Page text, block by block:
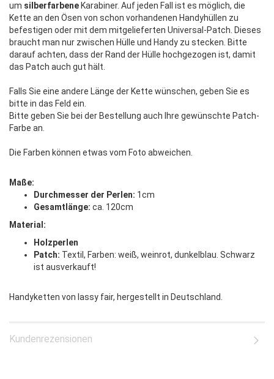
um silberfarbene Karabiner. Auf jeden Fall ist es möglich, die
Kette an den Ösen von schon vorhandenen Handyhüllen zu
befestigen oder mit dem mitgelieferten Universal-Patch. Dieses
braucht man nur zwischen Hülle und Handy zu stecken. Bitte
darauf achten, dass der Rand der Hülle hochgezogen ist, damit
das Patch auch gut hält.
Falls Sie eine andere Länge der Kette wünschen, geben Sie es
bitte in das Feld ein.
Bitte geben Sie bei der Bestellung auch Ihre gewünschte Patch-
Farbe an.
Die Farben können etwas vom Foto abweichen.
Maße:
Durchmesser der Perlen: 1cm
Gesamtlänge: ca. 120cm
Material:
Holzperlen
Patch: Textil, Farben: weiß, weinrot, dunkelblau. Schwarz
ist ausverkauft!
Handyketten von lassy fair, hergestellt in Deutschland.
Kundenrezensionen